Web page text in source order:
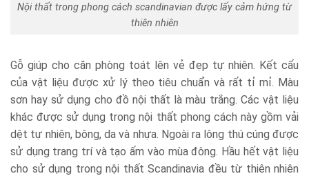
Nội thất trong phong cách scandinavian được lấy cảm hứng từ
thiên nhiên
Gỗ giúp cho căn phòng toát lên vẻ đẹp tự nhiên. Kết cấu
của vật liệu được xử lý theo tiêu chuẩn và rất tỉ mỉ. Màu
sơn hay sử dụng cho đồ nội thất là màu trắng. Các vật liệu
khác được sử dụng trong nội thất phong cách này gồm vải
dệt tự nhiên, bông, da và nhựa. Ngoài ra lông thú cúng được
sử dụng trang trí và tạo ấm vào mùa đông. Hầu hết vật liệu
cho sử dụng trong nội thất Scandinavia đều từ thiên nhiên